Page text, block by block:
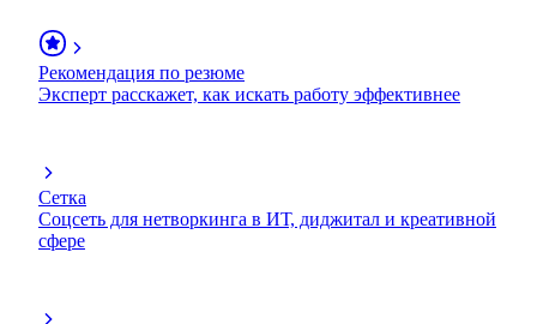
Рекомендация по резюме
Эксперт расскажет, как искать работу эффективнее
Сетка
Соцсеть для нетворкинга в ИТ, диджитал и креативной
сфере